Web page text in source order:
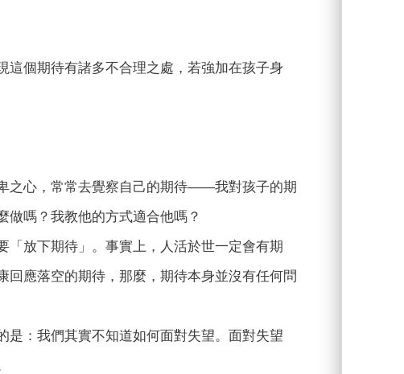
這個期待有諸多不合理之處，若強加在孩子身
之心，常常去覺察自己的期待——我對孩子的期
做嗎？我教他的方式適合他嗎？
「放下期待」。事實上，人活於世一定會有期
應落空的期待，那麼，期待本身並沒有任何問
是：我們其實不知道如何面對失望。面對失望